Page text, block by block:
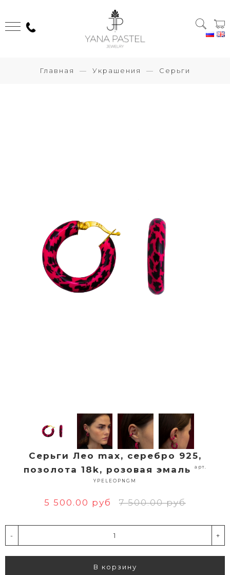
Главная Украшения Серьги
Серьги Лео max, серебро 925,
позолота 18k, розовая эмаль
арт.
YPELEOPNGM
5 500.00 руб 7 500.00 руб
- +
В корзину